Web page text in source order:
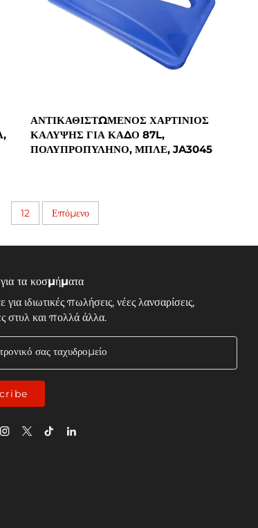
ΑΝΤΙΚΑΘΙΣΤΏΜΕΝΟΣ ΧΑΡΤΊΝΙΟΣ
ΚΆΛΥΨΗΣ ΓΙΑ ΚΆΔΟ 87L,
ΠΟΛΥΠΡΟΠΥΛΗΝΟ, ΜΠΛΕ, JA3045
12 Επόμενο
για τα κοσμήματα
για ιδιωτικές πωλήσεις, νέες λανσαρίσεις,
στυλ και πολλά άλλα.
σας ταχυδρομείο